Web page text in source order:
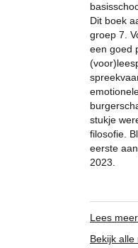
Dit boek
groep 7.
een goed
stukje
filosofie.
eerste
2023.
Lees
Bekijk alle